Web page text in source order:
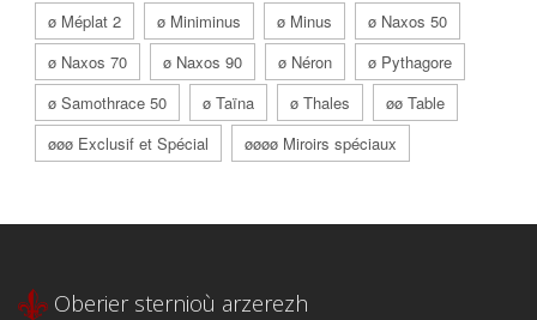
ø Méplat 2
ø Miniminus ø Minus
ø Naxos 50
ø Naxos 70
ø Naxos 90 ø Néron
ø Pythagore
ø Samothrace 50
ø Taïna ø Thales
øø Table
øøø Exclusif et Spécial
øøøø Miroirs spéciaux
Oberier sternioù arzerezh